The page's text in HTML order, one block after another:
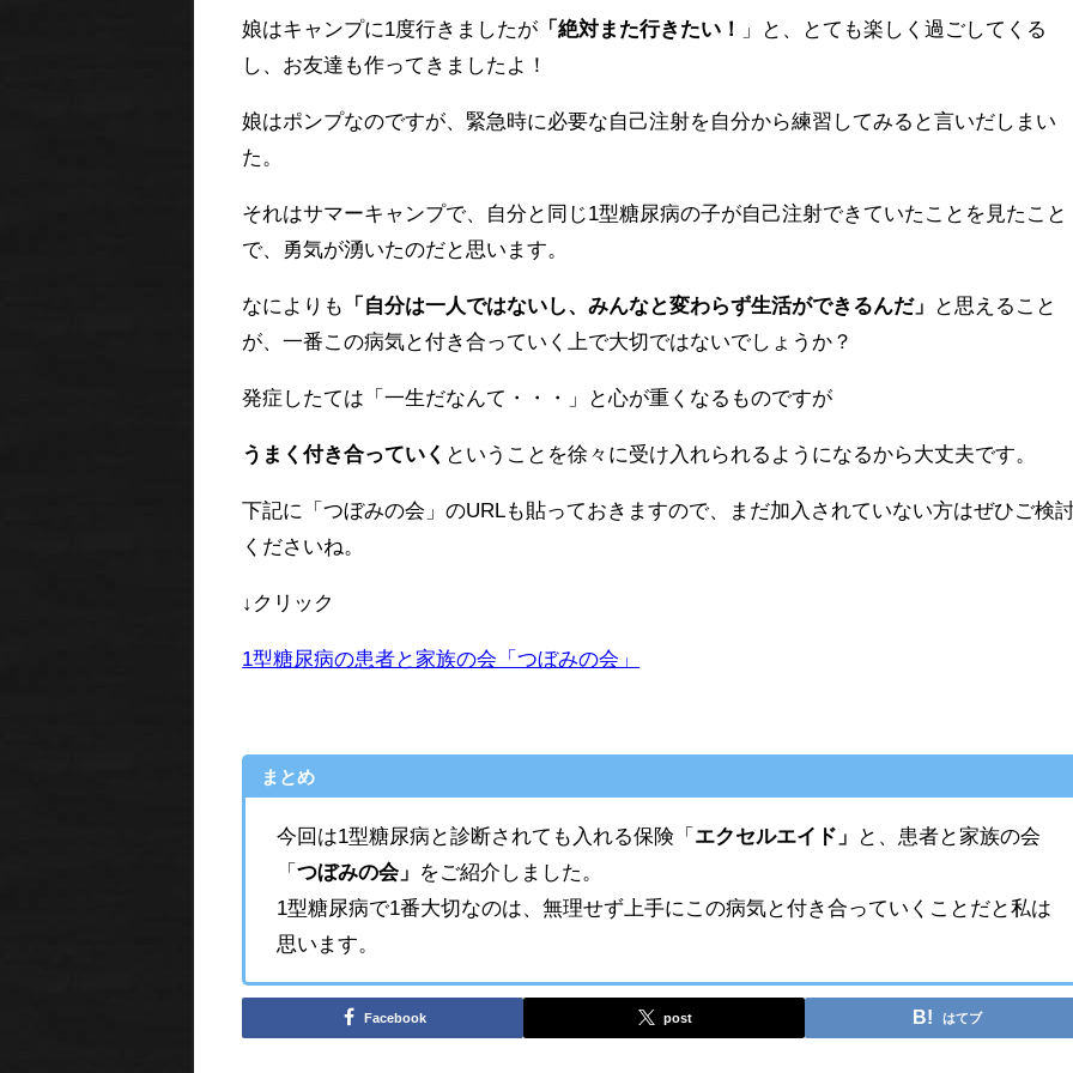
娘はキャンプに1度行きましたが 「絶対また行きたい！
」と、とても楽しく過ごしてくる
し、お友達も作ってきましたよ！
娘はポンプなのですが、緊急時に必要な自己注射を自分から練習してみると言いだしまい
た。
それはサマーキャンプで、自分と同じ1型糖尿病の子が自己注射できていたことを見たこと
で、勇気が湧いたのだと思います。
なによりも 「自分は一人ではないし、みんなと変わらず生活ができるんだ」
と思えること
が、一番この病気と付き合っていく上で大切ではないでしょうか？
発症したては「一生だなんて・・・」と心が重くなるものですが
うまく付き合っていく ということを徐々に受け入れられるようになるから大丈夫です。
下記に「つぼみの会」のURLも貼っておきますので、まだ加入されていない方はぜひご検
くださいね。
↓クリック
1型糖尿病の患者と家族の会「つぼみの会」
まとめ
今回は1型糖尿病と診断されても入れる保険「 エクセルエイド」
と、患者と家族の会
「 つぼみの会」
をご紹介しました。
1型糖尿病で1番大切なのは、無理せず上手にこの病気と付き合っていくことだと私は
思います。
Facebook post はてブ